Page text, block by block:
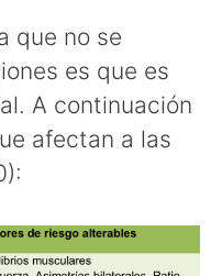
que no se
es que es
A continuación
afectan a las